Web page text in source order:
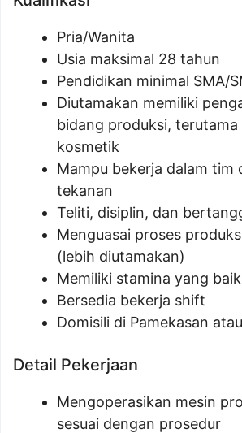
Pria/Wanita
Usia maksimal 28 tahun
Pendidikan minimal SMA/
Diutamakan memiliki
bidang produksi,
kosmetik
Mampu bekerja dalam tim
tekanan
Teliti, disiplin, dan
Menguasai proses
(lebih diutamakan)
Memiliki stamina yang baik
Bersedia bekerja shift
Domisili di Pamekasan
Detail Pekerjaan
Mengoperasikan mesin
sesuai dengan prosedur